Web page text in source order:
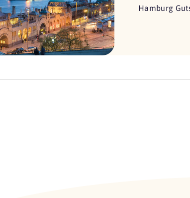
Hamburg